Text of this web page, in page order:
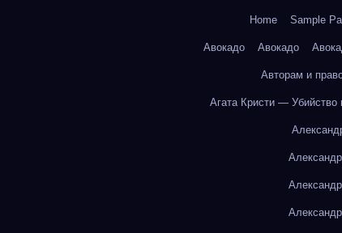
Home Sample
Авокадо Авокадо
Авторам и
Агата Кристи — Убийство